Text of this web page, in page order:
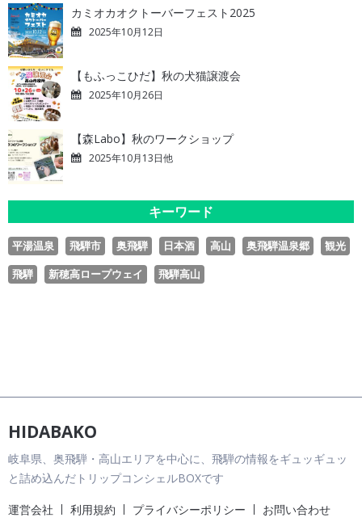
カミオカオクトーバーフェスト2025
2025年10月12日
【もふっこひだ】秋の犬猫譲渡会
2025年10月26日
【森Labo】秋のワークショップ
2025年10月13日他
キーワード
平湯温泉 飛騨市 奥飛騨 日本酒 高山 奥飛騨温泉郷
観光
飛騨
新穂高ロープウェイ 飛騨高山
HIDABAKO
岐阜県、奥飛騨・高山エリアを中心に、飛騨の情報をギュッギュッ
と詰め込んだトリップコンシェルBOXです
運営会社 利用規約 プライバシーポリシー お問い合わせ